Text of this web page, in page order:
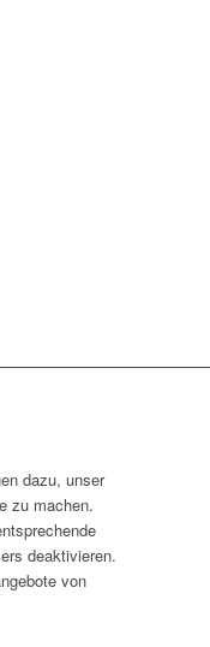
dazu, unser
zu machen.
deaktivieren.
von